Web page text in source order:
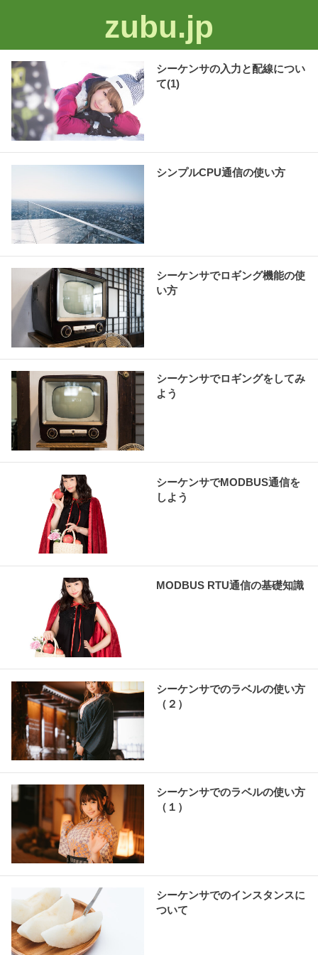
zubu.jp
シーケンサの入力と配線につい
て(1)
シンプルCPU通信の使い方
シーケンサでロギング機能の使
い方
シーケンサでロギングをしてみ
よう
シーケンサでMODBUS通信を
しよう
MODBUS RTU通信の基礎知識
シーケンサでのラベルの使い方
（２）
シーケンサでのラベルの使い方
（１）
シーケンサでのインスタンスに
ついて